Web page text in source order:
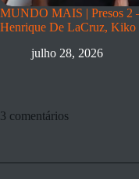
MUNDO MAIS | Presos 2
Henrique De LaCruz, Kiko
julho 28, 2026
3 comentários